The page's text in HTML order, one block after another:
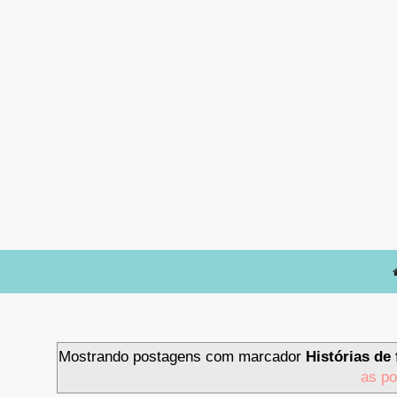
Mostrando postagens com marcador Histórias de
as